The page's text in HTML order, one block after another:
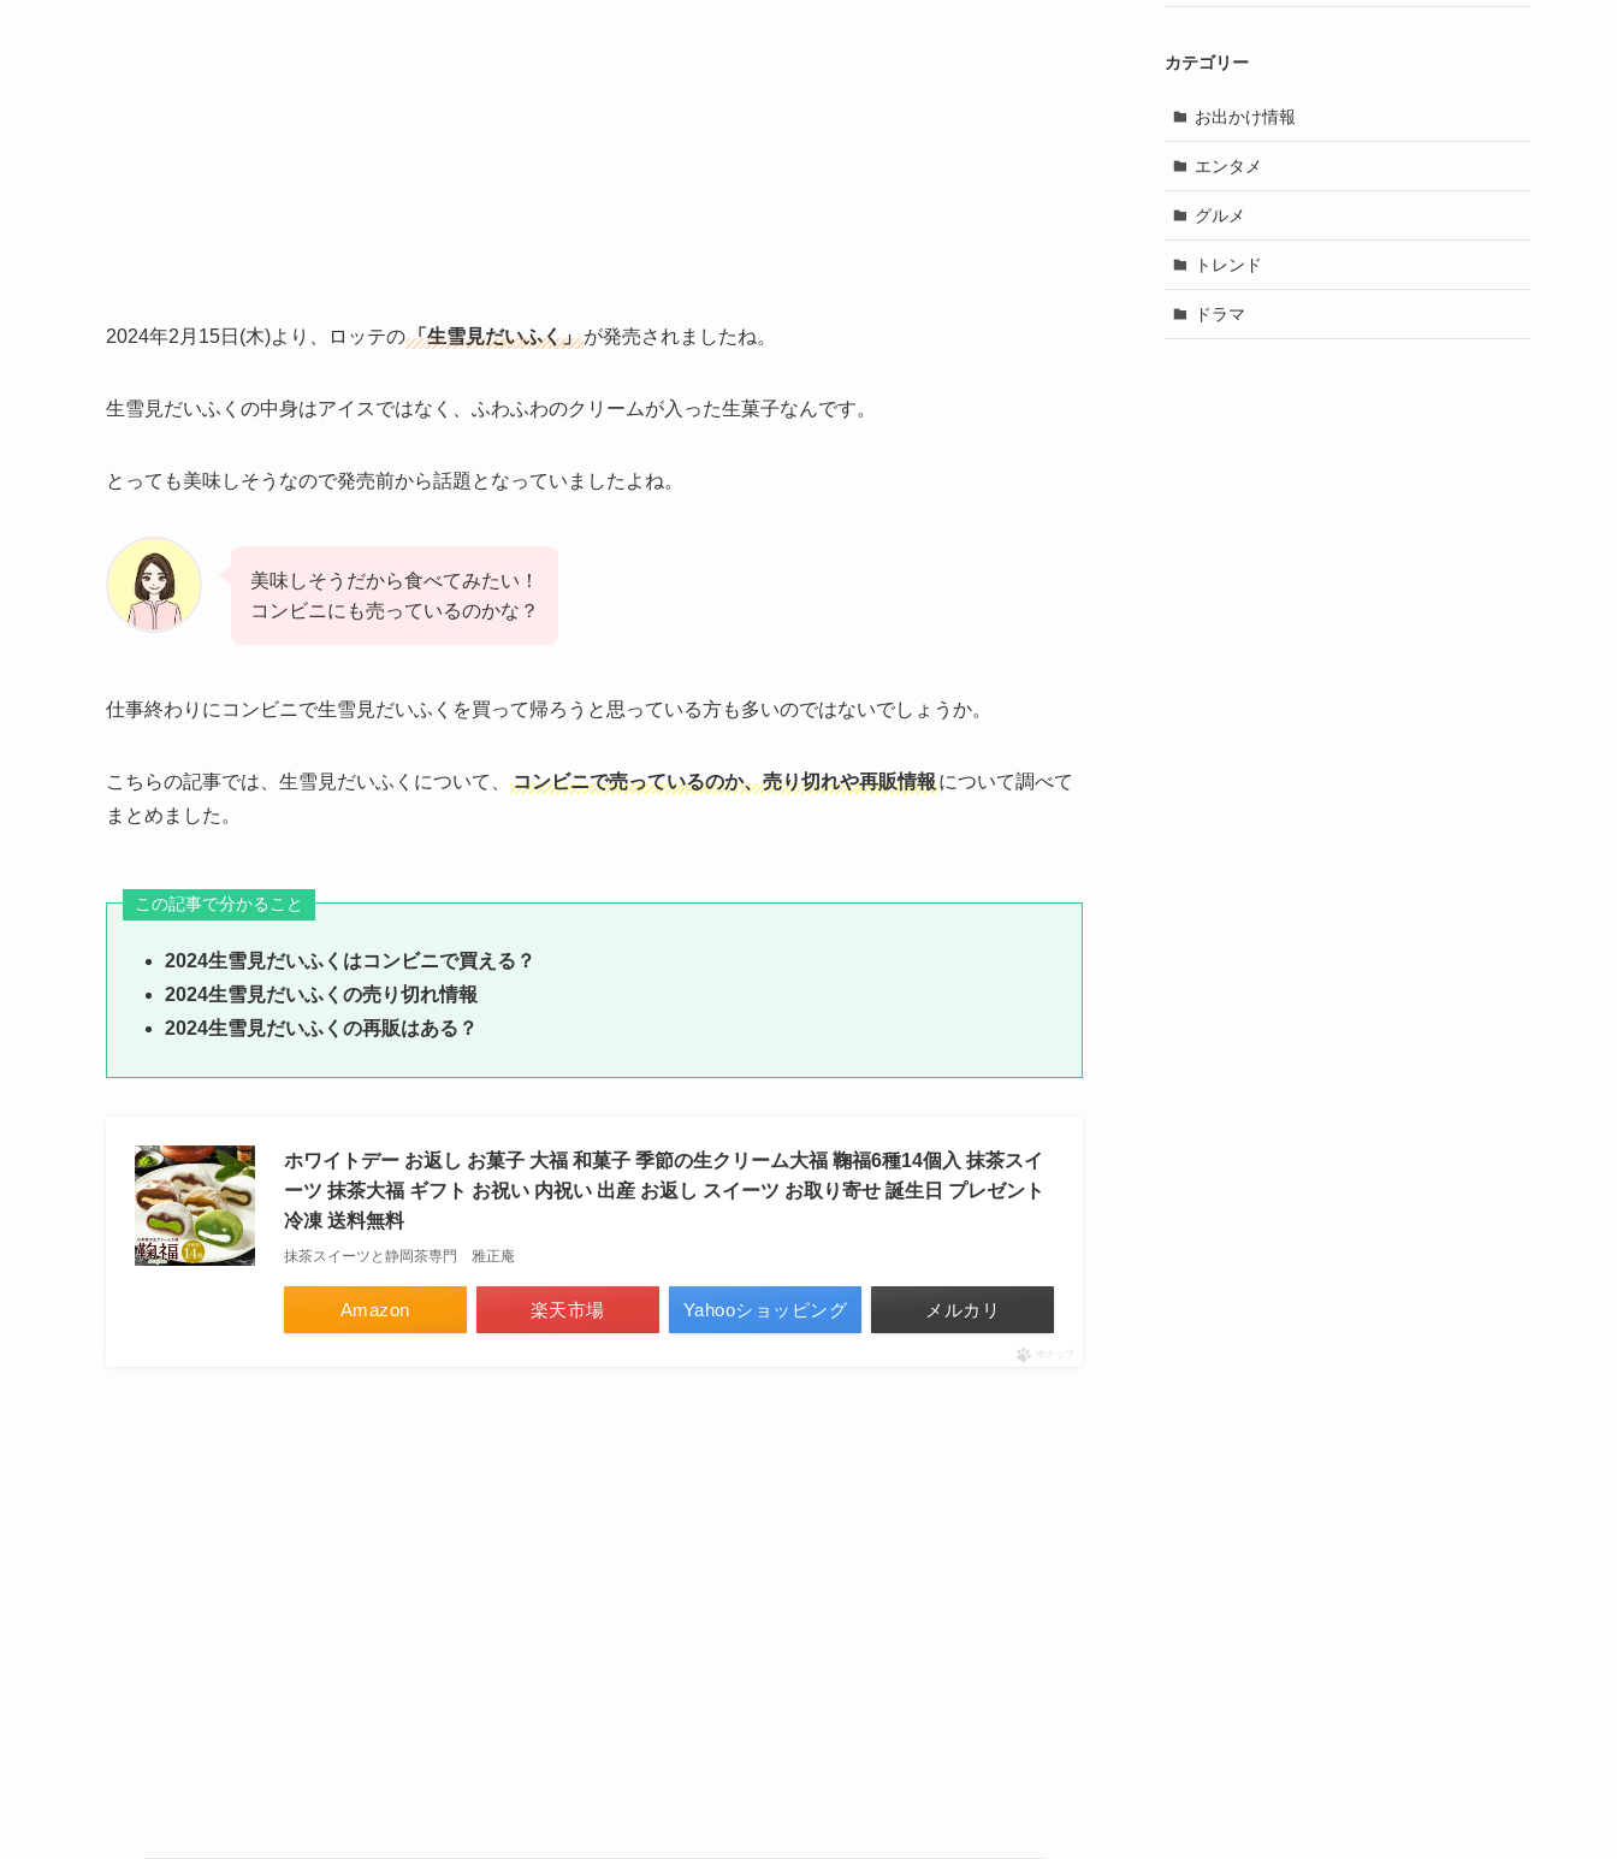
2024年2月15日(木)より、ロッテの「生雪見だいふく」が発売されましたね。
生雪見だいふくの中身はアイスではなく、ふわふわのクリームが入った生菓子なんです。
とっても美味しそうなので発売前から話題となっていましたよね。
美味しそうだから食べてみたい！
コンビニにも売っているのかな？
仕事終わりにコンビニで生雪見だいふくを買って帰ろうと思っている方も多いのではないでしょうか。
こちらの記事では、生雪見だいふくについて、 コンビニで売っているのか、売り切れや再販情報について調べて
まとめました。
この記事で分かること
2024生雪見だいふくはコンビニで買える？
2024生雪見だいふくの売り切れ情報
2024生雪見だいふくの再販はある？
ホワイトデー お返し お菓子 大福 和菓子 季節の生クリーム大福 鞠福6種14個入 抹茶スイ
ーツ 抹茶大福 ギフト お祝い 内祝い 出産 お返し スイーツ お取り寄せ 誕生日 プレゼント
冷凍 送料無料
抹茶スイーツと静岡茶専門 雅正庵
Amazon 楽天市場 Yahooショッピング メルカリ
ポチップ
カテゴリー
お出かけ情報
エンタメ
グルメ
トレンド
ドラマ